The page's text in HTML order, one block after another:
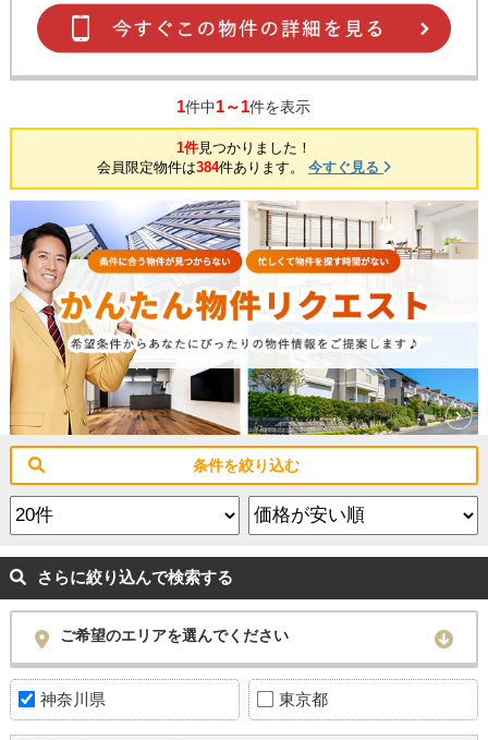
1件中1～1件を表示
1件見つかりました！
会員限定物件は384件あります。 今すぐ見る
条件を絞り込む
さらに絞り込んで検索する
ご希望のエリアを選んでください
神奈川県 東京都